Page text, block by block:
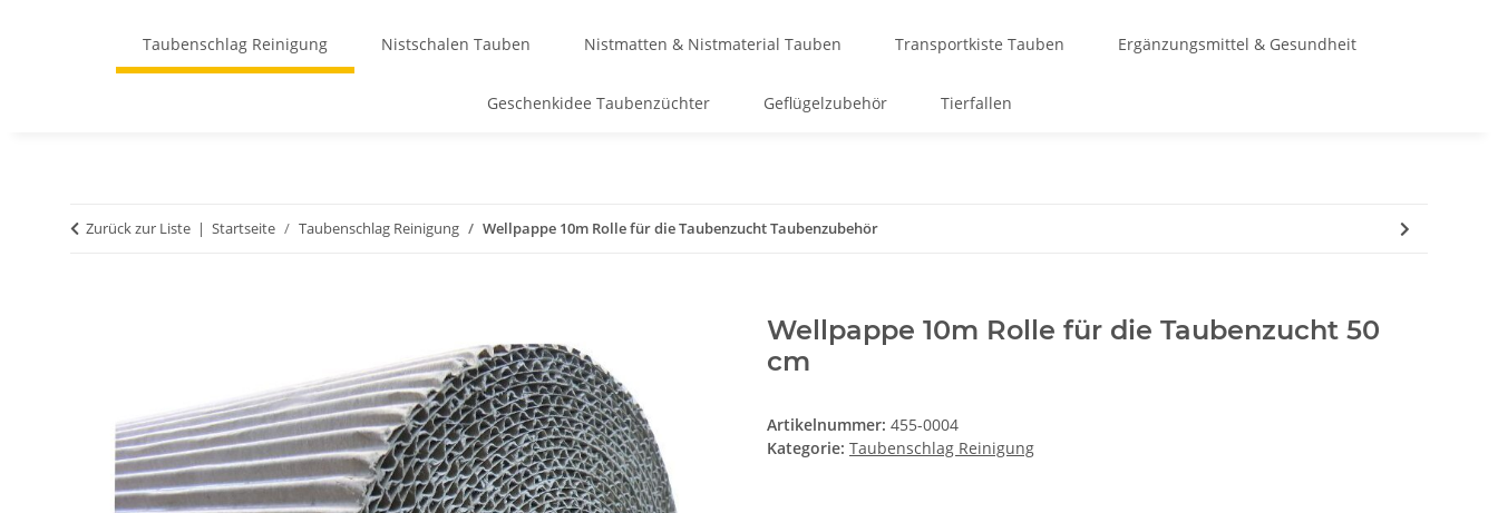
Taubenschlag Reinigung Nistschalen Tauben Nistmatten & Nistmaterial Tauben Transportkiste Tauben Ergänzungsmittel & Gesundheit
Geschenkidee Taubenzüchter Geflügelzubehör Tierfallen
Zurück zur Liste Startseite Taubenschlag Reinigung Wellpappe 10m Rolle für die Taubenzucht Taubenzubehör
Wellpappe 10m Rolle für die Taubenzucht 50
cm
Artikelnummer: 455-0004
Kategorie: Taubenschlag Reinigung